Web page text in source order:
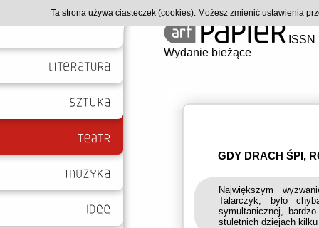
Wydanie bieżące
GDY DRACH ŚPI,
Największym
Talarczyk, było
symultanicznej,
stuletnich dziejach
Ta strona używa ciasteczek (cookies). Możesz zmienić ustawienia